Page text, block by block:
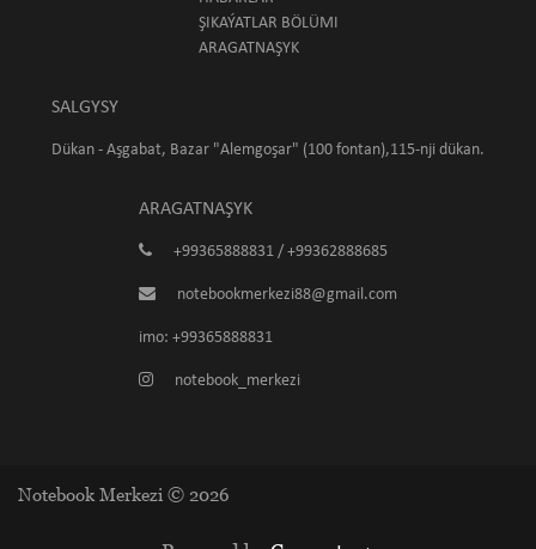
ŞIKAÝATLAR BÖLÜMI
ARAGATNAŞYK
SALGYSY
Dükan - Aşgabat, Bazar "Alemgoşar" (100 fontan),115-nji dükan.
ARAGATNAŞYK
+99365888831 / +99362888685
notebookmerkezi88@gmail.com
imo: +99365888831
notebook_merkezi
Notebook Merkezi © 2026